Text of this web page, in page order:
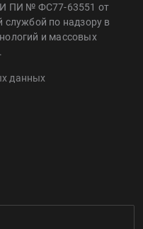
ПИ № ФС77-63551 от
по надзору в
и массовых
данных